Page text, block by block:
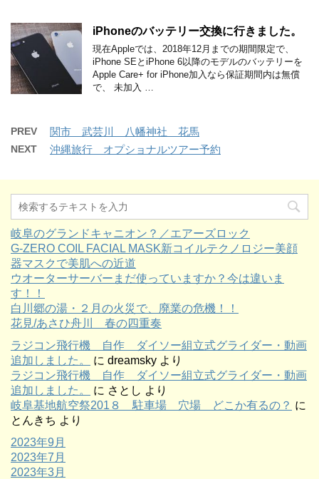
iPhoneのバッテリー交換に行きました。
現在Appleでは、2018年12月までの期間限定で、
iPhone SEとiPhone 6以降のモデルのバッテリーを
Apple Care+ for iPhone加入なら保証期間内は無償
で、 未加入 …
PREV 関市 武芸川 八幡神社 花馬
NEXT 沖縄旅行 オプショナルツアー予約
岐阜のグランドキャニオン？／エアーズロック
G-ZERO COIL FACIAL MASK新コイルテクノロジー美顔
器マスクで美肌への近道
ウオーターサーバーまだ使っていますか？今は違いま
す！！
白川郷の湯・２月の火災で、廃業の危機！！
花見/あさひ舟川 春の四重奏
ラジコン飛行機 自作 ダイソー組立式グライダー・動画
追加しました。
に dreamsky より
ラジコン飛行機 自作 ダイソー組立式グライダー・動画
追加しました。
に さとし より
岐阜基地航空祭201８ 駐車場 穴場 どこか有るの？ に
とんきち より
2023年9月
2023年7月
2023年3月